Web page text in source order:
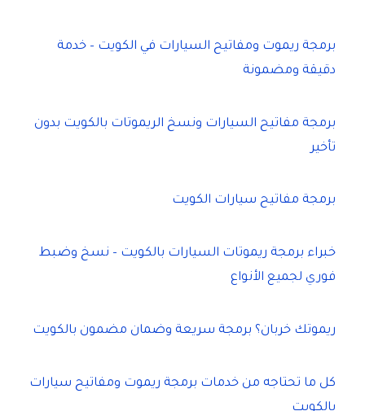
برمجة ريموت ومفاتيح السيارات في الكويت – خدمة
دقيقة ومضمونة
برمجة مفاتيح السيارات ونسخ الريموتات بالكويت بدون
تأخير
برمجة مفاتيح سيارات الكويت
خبراء برمجة ريموتات السيارات بالكويت – نسخ وضبط
فوري لجميع الأنواع
ريموتك خربان؟ برمجة سريعة وضمان مضمون بالكويت
كل ما تحتاجه من خدمات برمجة ريموت ومفاتيح سيارات